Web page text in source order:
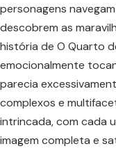
personagens
descobrem as
história de O Quarto
emocionalmente
parecia
complexos e
intrincada, com cada
imagem completa e